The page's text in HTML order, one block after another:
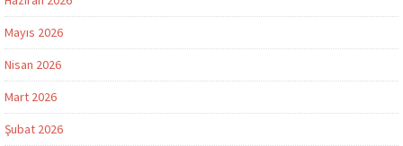
Mayıs 2026
Nisan 2026
Mart 2026
Şubat 2026